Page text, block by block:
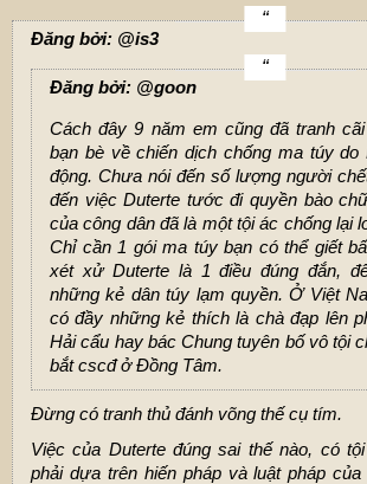
Đăng bởi: @is3
Đăng bởi: @goon
Cách đây 9 năm em cũng đã tranh
bạn bè về chiến dịch chống ma túy do
động. Chưa nói đến số lượng người
đến việc Duterte tước đi quyền bào
của công dân đã là một tội ác chống lại
Chỉ cần 1 gói ma túy bạn có thể giết
xét xử Duterte là 1 điều đúng đắn,
những kẻ dân túy lạm quyền. Ở Việt
có đầy những kẻ thích là chà đạp lên
Hải cẩu hay bác Chung tuyên bố vô tội
bắt cscđ ở Đồng Tâm.
Đừng có tranh thủ đánh võng thế cụ tím.
Việc của Duterte đúng sai thế nào, có
phải dựa trên hiến pháp và luật pháp của